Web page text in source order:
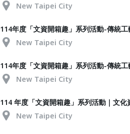
New Taipei City
114年度「文資開箱趣」系列活動-傳統
New Taipei City
114年度「文資開箱趣」系列活動-傳統
New Taipei City
114 年度「文資開箱趣」系列活動｜文化
New Taipei City